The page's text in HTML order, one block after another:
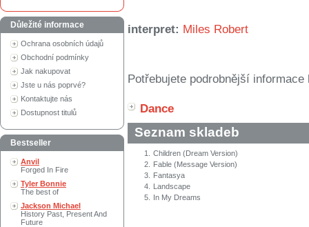
Důležité informace
Ochrana osobních údajů
Obchodní podmínky
Jak nakupovat
Jste u nás poprvé?
Kontaktujte nás
Dostupnost titulů
Bestseller
Anvil
Forged In Fire
Tyler Bonnie
The best of
Jackson Michael
History Past, Present And
Future
interpret: Miles Robert
Potřebujete podrobnější
Dance
Seznam skladeb
1.
Children (Dream Version)
2.
Fable (Message Version)
3.
Fantasya
4.
Landscape
5.
In My Dreams